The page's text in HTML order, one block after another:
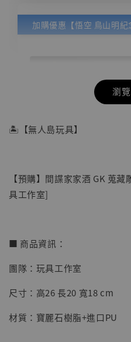
【店內現貨】七龍珠
明紀念款 [奇蹟工作室]
NT$ 5,580
瀏
🏝【無人島玩具】
【預購】間諜家家酒 GK 蒐
具工作室]
■ 商品資訊：
團隊：玩具工作室
尺寸：高26 長20 寬18 cm
材質：寶麗石樹脂+進口PU